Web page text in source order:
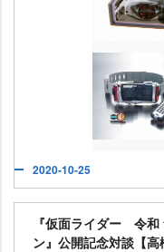
2020-10-25
『仮面ライダー 令和
ン』公開記念対談【